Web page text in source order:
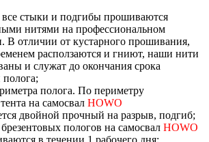
все стыки и подгибы прошиваются
нитями на профессиональном
В отличии от кустарного прошивания,
расползаются и гниют, наши нити
и служат до окончания срока
полога;
полога. По периметру
на самосвал HOWO
двойной прочный на разрыв, подгиб;
пологов на самосвал HOWO
в течении 1 рабочего дня;